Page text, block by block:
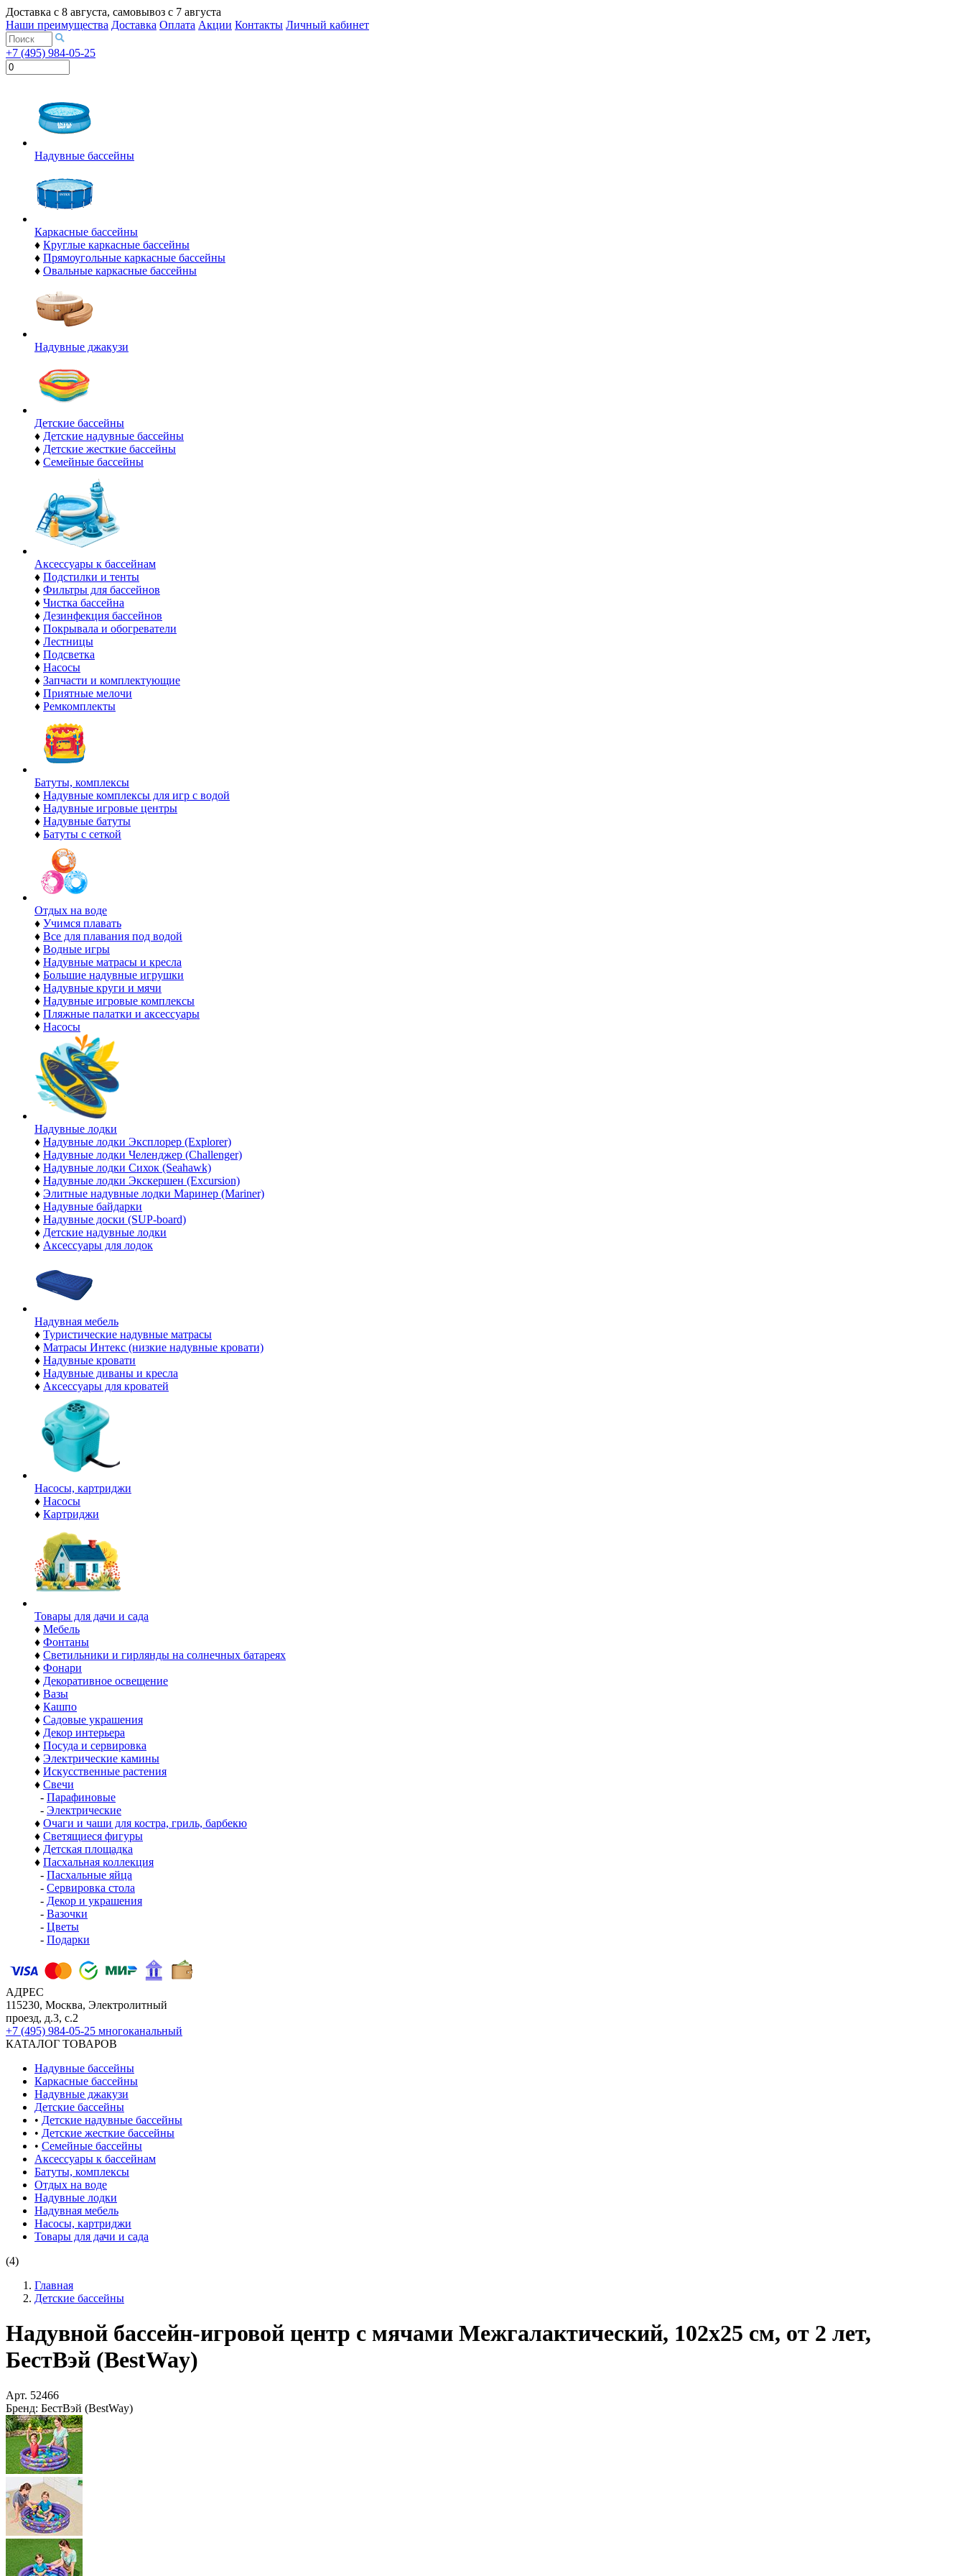
Доставка с 8 августа, самовывоз с 7 августа
Наши преимущества Доставка Оплата Акции Контакты Личный кабинет
+7 (495) 984-05-25
Надувные бассейны
Каркасные бассейны
♦ Круглые каркасные бассейны
♦ Прямоугольные каркасные бассейны
♦ Овальные каркасные бассейны
Надувные джакузи
Детские бассейны
♦ Детские надувные бассейны
♦ Детские жесткие бассейны
♦ Семейные бассейны
Аксессуары к бассейнам
♦ Подстилки и тенты
♦ Фильтры для бассейнов
♦ Чистка бассейна
♦ Дезинфекция бассейнов
♦ Покрывала и обогреватели
♦ Лестницы
♦ Подсветка
♦ Насосы
♦ Запчасти и комплектующие
♦ Приятные мелочи
♦ Ремкомплекты
Батуты, комплексы
♦ Надувные комплексы для игр с водой
♦ Надувные игровые центры
♦ Надувные батуты
♦ Батуты с сеткой
Отдых на воде
♦ Учимся плавать
♦ Все для плавания под водой
♦ Водные игры
♦ Надувные матрасы и кресла
♦ Большие надувные игрушки
♦ Надувные круги и мячи
♦ Надувные игровые комплексы
♦ Пляжные палатки и аксессуары
♦ Насосы
Надувные лодки
♦ Надувные лодки Эксплорер (Explorer)
♦ Надувные лодки Челенджер (Challenger)
♦ Надувные лодки Сихок (Seahawk)
♦ Надувные лодки Экскершен (Excursion)
♦ Элитные надувные лодки Маринер (Mariner)
♦ Надувные байдарки
♦ Надувные доски (SUP-board)
♦ Детские надувные лодки
♦ Аксессуары для лодок
Надувная мебель
♦ Туристические надувные матрасы
♦ Матрасы Интекс (низкие надувные кровати)
♦ Надувные кровати
♦ Надувные диваны и кресла
♦ Аксессуары для кроватей
Насосы, картриджи
♦ Насосы
♦ Картриджи
Товары для дачи и сада
♦ Мебель
♦ Фонтаны
♦ Светильники и гирлянды на солнечных батареях
♦ Фонари
♦ Декоративное освещение
♦ Вазы
♦ Кашпо
♦ Садовые украшения
♦ Декор интерьера
♦ Посуда и сервировка
♦ Электрические камины
♦ Искусственные растения
♦ Свечи
- Парафиновые
- Электрические
♦ Очаги и чаши для костра, гриль, барбекю
♦ Светящиеся фигуры
♦ Детская площадка
♦ Пасхальная коллекция
- Пасхальные яйца
- Сервировка стола
- Декор и украшения
- Вазочки
- Цветы
- Подарки
АДРЕС
115230, Москва, Электролитный
проезд, д.3, с.2
+7 (495) 984-05-25 многоканальный
КАТАЛОГ ТОВАРОВ
Надувные бассейны
Каркасные бассейны
Надувные джакузи
Детские бассейны
• Детские надувные бассейны
• Детские жесткие бассейны
• Семейные бассейны
Аксессуары к бассейнам
Батуты, комплексы
Отдых на воде
Надувные лодки
Надувная мебель
Насосы, картриджи
Товары для дачи и сада
(4)
Главная
Детские бассейны
Надувной бассейн-игровой центр с мячами Межгалактический, 102x25 см, от 2 лет,
БестВэй (BestWay)
Арт. 52466
Бренд: БестВэй (BestWay)